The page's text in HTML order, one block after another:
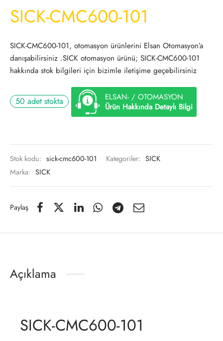
SICK-CMC600-101
SICK-CMC600-101, otomasyon ürünlerini Elsan Otomasyon’a
danışabilirsiniz .SICK otomasyon ürünü; SICK-CMC600-101
hakkında stok bilgileri için bizimle iletişime geçebilirsiniz
50 adet stokta
ELSAN- / OTOMASYON
Ürün Hakkında Detaylı Bilgi
Stok kodu: sick-cmc600-101 Kategoriler: SICK
Marka: SICK
Paylaş
Açıklama
SICK-CMC600-101